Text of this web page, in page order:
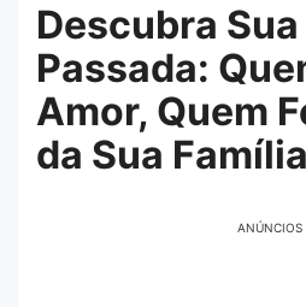
Descubra
Passada:
Amor, Quem
da Sua
ANÚNCIOS